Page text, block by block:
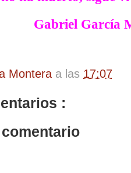
Gabriel García
Montera a las 17:07
: